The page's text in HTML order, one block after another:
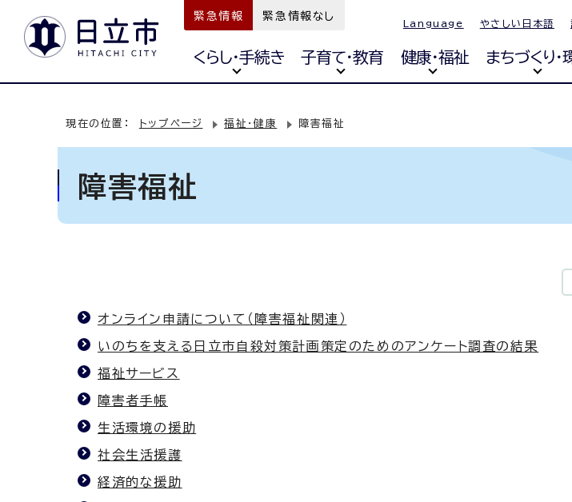
緊急情報 緊急情報なし
Language やさしい日本語
くらし・手続き 子育て・教育 健康・福祉 まちづくり・
現在の位置： トップページ 福祉・健康 障害福祉
障害福祉
オンライン申請について（障害福祉関連）
いのちを支える日立市自殺対策計画策定のためのアンケート調査の結果
福祉サービス
障害者手帳
生活環境の援助
社会生活援護
経済的な援助